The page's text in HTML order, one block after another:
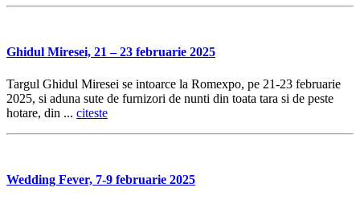
Ghidul Miresei, 21 – 23 februarie 2025
Targul Ghidul Miresei se intoarce la Romexpo, pe 21-23 februarie
2025, si aduna sute de furnizori de nunti din toata tara si de peste
hotare, din ... citeste
Wedding Fever, 7-9 februarie 2025